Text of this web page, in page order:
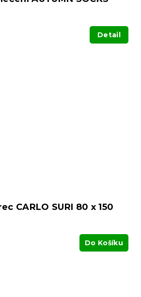
Detail
CARLO SURI 80 x 150
Do Košíku